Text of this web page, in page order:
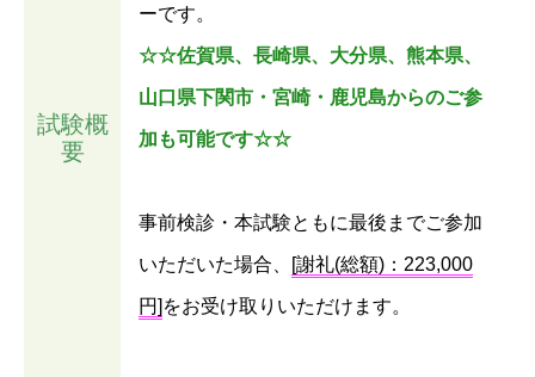
試験概
要
ーです。
☆☆佐賀県、長崎県、大分県、熊本県、
山口県下関市・宮崎・鹿児島からのご参
加も可能です☆☆
事前検診・本試験ともに最後までご参加
いただいた場合、 [謝礼(総額)：223,000
円] をお受け取りいただけます。